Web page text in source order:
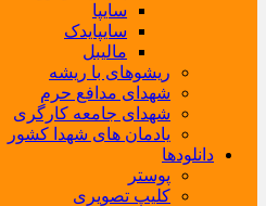
سایپا
سایپایدک
مالیبل
ریشوهای با ریشه
شهدای مدافع حرم
شهدای جامعه کارگری
یادمان های شهدا کشور
دانلودها
پوستر
کلیپ تصویری